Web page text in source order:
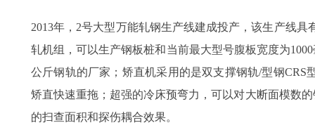
2013年，2号大型万能轧钢生产线建成投产，该生产线
轧机组，可以生产钢板桩和当前最大型号腹板宽度为
公斤钢轨的厂家；矫直机采用的是双支撑钢轨/型钢
矫直快速重拖；超强的冷床预弯力，可以对大断面模数
的扫查面积和探伤耦合效果。